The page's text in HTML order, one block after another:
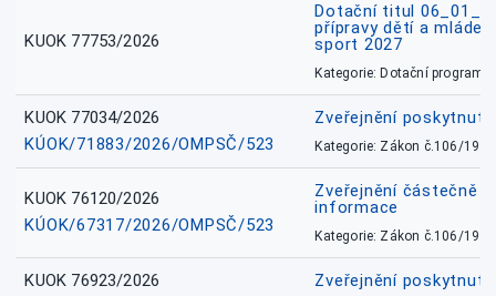
KUOK 77753/2026
Dotační titul
přípravy dětí a
sport 2027
Kategorie: Dotační
KUOK 77034/2026
KÚOK/71883/2026/OMPSČ/523
Zveřejnění
Kategorie: Zákon č.106/1999
KUOK 76120/2026
KÚOK/67317/2026/OMPSČ/523
Zveřejnění částečně
informace
Kategorie: Zákon č.106/1999
KUOK 76923/2026
Zveřejnění